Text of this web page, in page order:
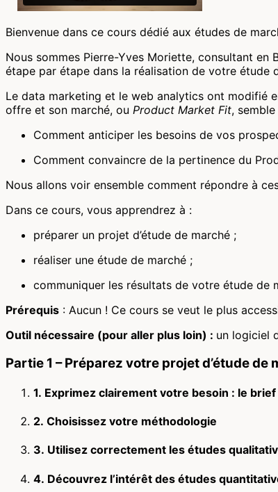
Bienvenue dans ce cours dédié aux études de
Nous sommes Pierre-Yves Moriette, consultant
étape par étape dans la réalisation de votre étude
Le data marketing et le web analytics ont modifié
offre et son marché, ou Product Market Fit,
Comment anticiper les besoins de vos
Comment convaincre de la pertinence du
Nous allons voir ensemble comment répondre à
Dans ce cours, vous apprendrez à :
préparer un projet d’étude de marché ;
réaliser une étude de marché ;
communiquer les résultats de votre étude de
Prérequis : Aucun ! Ce cours se veut le plus
Outil nécessaire (pour aller plus loin) : un logiciel
Partie 1 – Préparez votre projet d’étude de
1. Exprimez clairement votre besoin : le brief
2. Choisissez votre méthodologie
3. Utilisez correctement les études
4. Découvrez l’intérêt des études